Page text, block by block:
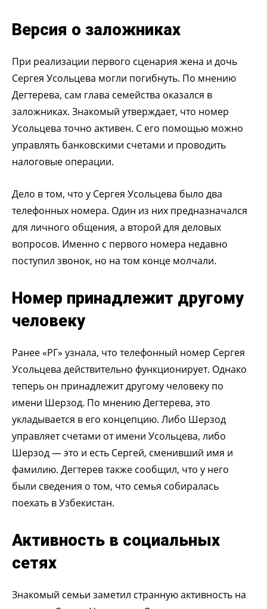
Версия о заложниках
При реализации первого сценария жена и дочь
Сергея Усольцева могли погибнуть. По мнению
Дегтерева, сам глава семейства оказался в
заложниках. Знакомый утверждает, что номер
Усольцева точно активен. С его помощью можно
управлять банковскими счетами и проводить
налоговые операции.
Дело в том, что у Сергея Усольцева было два
телефонных номера. Один из них предназначался
для личного общения, а второй для деловых
вопросов. Именно с первого номера недавно
поступил звонок, но на том конце молчали.
Номер принадлежит другому
человеку
Ранее «РГ» узнала, что телефонный номер Сергея
Усольцева действительно функционирует. Однако
теперь он принадлежит другому человеку по
имени Шерзод. По мнению Дегтерева, это
укладывается в его концепцию. Либо Шерзод
управляет счетами от имени Усольцева, либо
Шерзод — это и есть Сергей, сменивший имя и
фамилию. Дегтерев также сообщил, что у него
были сведения о том, что семья собиралась
поехать в Узбекистан.
Активность в социальных
сетях
Знакомый семьи заметил странную активность на